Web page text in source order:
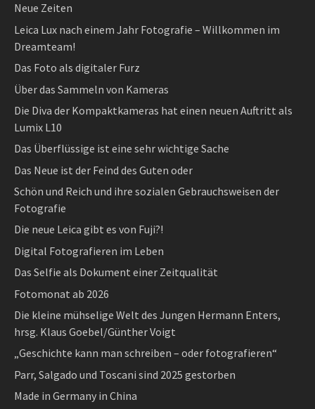
Neue Zeiten
Leica Lux nach einem Jahr Fotografie – Willkommen im
Dreamteam!
Das Foto als digitaler Furz
Über das Sammeln von Kameras
Die Diva der Kompaktkameras hat einen neuen Auftritt als
Lumix L10
Das Überflüssige ist eine sehr wichtige Sache
Das Neue ist der Feind des Guten oder
Schön und Reich und ihre sozialen Gebrauchsweisen der
Fotografie
Die neue Leica gibt es von Fuji?!
Digital Fotografieren im Leben
Das Selfie als Dokument einer Zeitqualität
Fotomonat ab 2026
Die kleine mühselige Welt des Jungen Hermann Enters,
hrsg. Klaus Goebel/Günther Voigt
„Geschichte kann man schreiben – oder fotografieren“
Parr, Salgado und Toscani sind 2025 gestorben
Made in Germany in China